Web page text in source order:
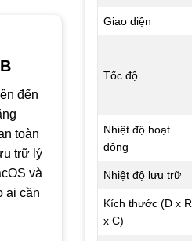
đến
đến
toàn
trữ lý
và
ai cần
Giao diện
Tốc độ
Nhiệt độ hoạt
động
Nhiệt độ lưu trữ
Kích thước (D x R
x C)